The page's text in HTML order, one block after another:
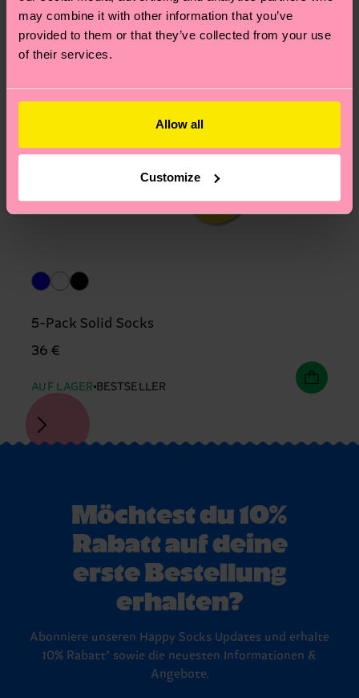
may combine it with other information that you’ve
provided to them or that they’ve collected from your use
of their services.
Allow all
Customize
5-Pack Solid Socks
36 €
AUF LAGER BESTSELLER
Möchtest du 10%
Rabatt auf deine
erste Bestellung
erhalten?
Abonniere unseren Happy Socks Updates und erhalte
10% Rabatt* sowie die neuesten Informationen &
Angebote.